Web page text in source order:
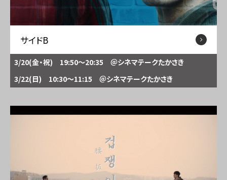
サイドB
3/20(金・祝) 19:50～20:35 ＠シネマテークたかさき
3/22(日) 10:30～11:15 ＠シネマテークたかさき